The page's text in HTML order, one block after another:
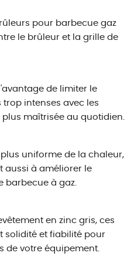
pour barbecue gaz
le brûleur et la grille de
de limiter le
intenses avec les
maîtrisée au quotidien.
uniforme de la chaleur,
aussi à améliorer le
barbecue à gaz.
en zinc gris, ces
solidité et fiabilité pour
de votre équipement.